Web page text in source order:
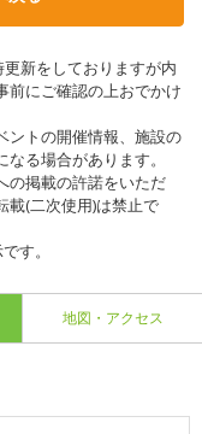
新をしておりますが内
前にご確認の上おでかけ
ントの開催情報、施設の
る場合があります。
の掲載の許諾をいただ
載(二次使用)は禁止で
す。
地図・アクセス